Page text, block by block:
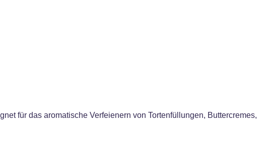
für das aromatische Verfeienern von Tortenfüllungen, Buttercremes,